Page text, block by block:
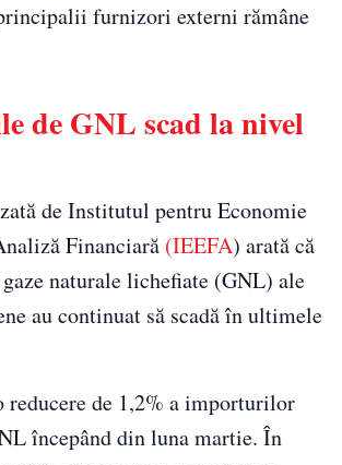
furnizori externi rămâne
de GNL scad la nivel
de Institutul pentru Economie
Financiară (IEEFA) arată că
naturale lichefiate (GNL) ale
au continuat să scadă în ultimele
reducere de 1,2% a importurilor
începând din luna martie. În